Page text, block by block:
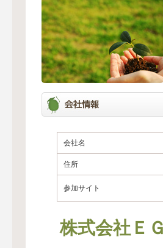
会社名
住所
参加サイト
株式会社Ｅ